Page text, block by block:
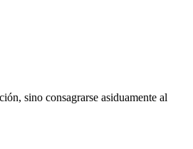
sino consagrarse asiduamente al